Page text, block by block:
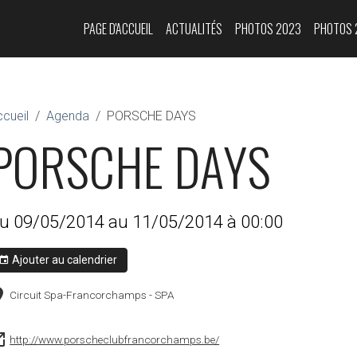
PAGE D'ACCUEIL ACTUALITÉS PHOTOS 2023
Agenda PORSCHE DAYS
DAYS
09/05/2014 au 11/05/2014 à 00:00
Ajouter au calendrier
Circuit Spa-Francorchamps - SPA
http://www.porscheclubfrancorchamps.be/